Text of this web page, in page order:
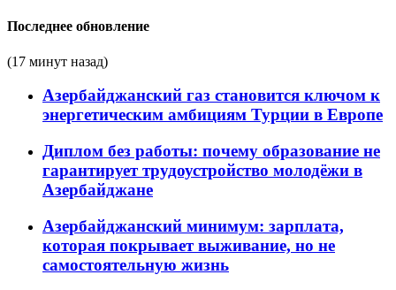
Последнее обновление
(17 минут назад)
Азербайджанский газ становится ключом к
энергетическим амбициям Турции в Европе
Диплом без работы: почему образование не
гарантирует трудоустройство молодёжи в
Азербайджане
Азербайджанский минимум: зарплата,
которая покрывает выживание, но не
самостоятельную жизнь